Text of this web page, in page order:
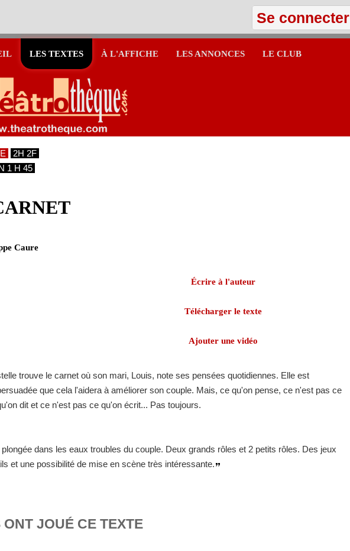
Se connecter
LES TEXTES À L'AFFICHE LES ANNONCES LE CLUB
2H 2F
1 H 45
Caure
Écrire à l'auteur
Télécharger le texte
Ajouter une vidéo
trouve le carnet où son mari, Louis, note ses pensées quotidiennes. Elle est
que cela l'aidera à améliorer son couple. Mais, ce qu'on pense, ce n'est pas ce
dit et ce n'est pas ce qu'on écrit... Pas toujours.
plongée dans les eaux troubles du couple. Deux grands rôles et 2 petits rôles. Des jeux
et une possibilité de mise en scène très intéressante.
ONT JOUÉ CE TEXTE